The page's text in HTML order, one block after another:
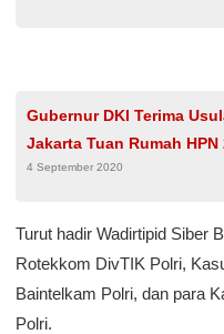
Gubernur DKI Terima
Jakarta Tuan Rumah HPN
4 September 2020
Turut hadir Wadirtipid Siber
Rotekkom DivTIK Polri,
Baintelkam Polri, dan para
Polri.